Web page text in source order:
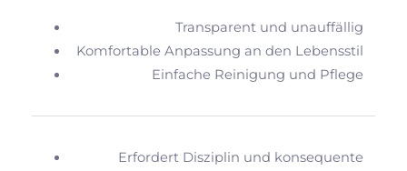
Transparent und unauffällig
Komfortable Anpassung an den Lebensstil
Einfache Reinigung und Pflege
Erfordert Disziplin und konsequente